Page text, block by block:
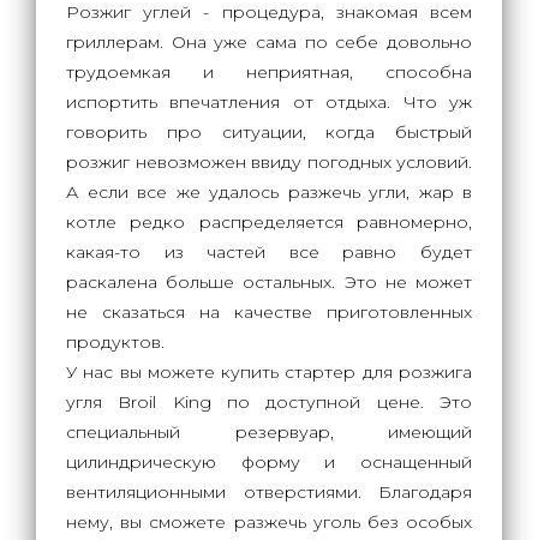
Розжиг углей - процедура, знакомая всем
гриллерам. Она уже сама по себе довольно
трудоемкая и неприятная, способна
испортить впечатления от отдыха. Что уж
говорить про ситуации, когда быстрый
розжиг невозможен ввиду погодных условий.
А если все же удалось разжечь угли, жар в
котле редко распределяется равномерно,
какая-то из частей все равно будет
раскалена больше остальных. Это не может
не сказаться на качестве приготовленных
продуктов.
У нас вы можете купить стартер для розжига
угля Broil King по доступной цене. Это
специальный резервуар, имеющий
цилиндрическую форму и оснащенный
вентиляционными отверстиями. Благодаря
нему, вы сможете разжечь уголь без особых